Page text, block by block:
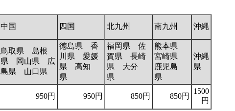
中国 四国 北九州 南九州 沖縄
鳥取県 島根
県 岡山県 広
島県 山口県
徳島県 香
川県 愛媛
県 高知
県
福岡県 佐
賀県 長崎
県 大分
県
熊本県
宮崎県
鹿児島
県
沖縄
県
950円 950円 850円 850円
1500
円